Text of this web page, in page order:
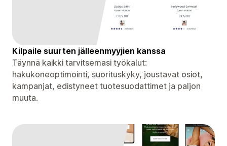
Kilpaile suurten jälleenmyyjien kanssa
Täynnä kaikki tarvitsemasi työkalut:
hakukoneoptimointi, suorituskyky, joustavat osiot,
kampanjat, edistyneet tuotesuodattimet ja paljon
muuta.